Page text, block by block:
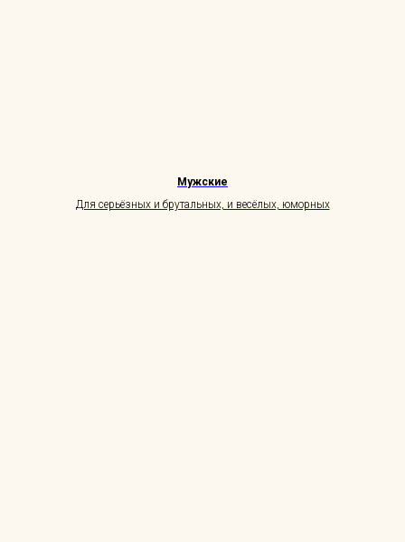
Мужские
Для серьёзных и брутальных, и весёлых, юморных